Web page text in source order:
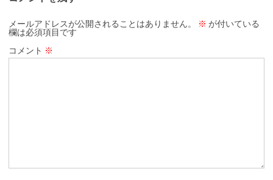
メールアドレスが公開されることはありません。 ※ が付いている
欄は必須項目です
コメント ※